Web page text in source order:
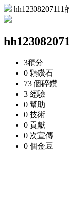
hh12308207111
3積分
0 顆鑽石
73 個碎鑽
3 經驗
0 幫助
0 技術
0 貢獻
0 次宣傳
0 個金豆